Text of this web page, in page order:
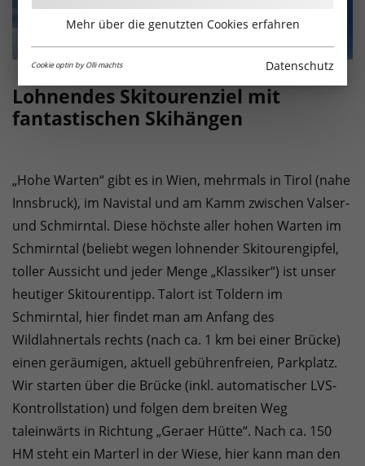
Lohnendes Skitourenziel mit
fantastischen Skihängen
„Hohe Warten“ gibt es in Wien, mehrmals in Tirol (nahe
Innsbruck), im Navistal und am Kamm zwischen Valser-
und Schmirntal. Diese höchste aller hohen Warten im
Schmirntal (beliebt wegen lohnender Skitourengipfel,
toller Aussicht und jeder Menge „Klassiker“) ist unser
heutiger Skitourentipp. Talort ist Toldern im
Schmirntal, hier findet man am Anfang des
Wildlahnertals rechts (nach ca. 1 km bei einer Brücke)
einen geräumigen, aktuell gebührenfreien, Parkplatz.
Wir starten über die Brücke (inkl. automatischer LVS-
Kontrollstation) und folgen dem breiten Weg
taleinwärts in Richtung „Geraer Hütte“. Nach ca. 150
HM steht ein Marterl in der Wiese, hier kann man den
Mehr über die genutzten Cookies erfahren
Cookie optin by Olli machts Datenschutz